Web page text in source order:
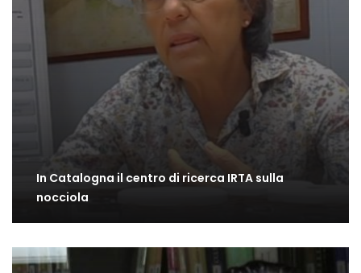
In Catalogna il centro di ricerca IRTA sulla
nocciola